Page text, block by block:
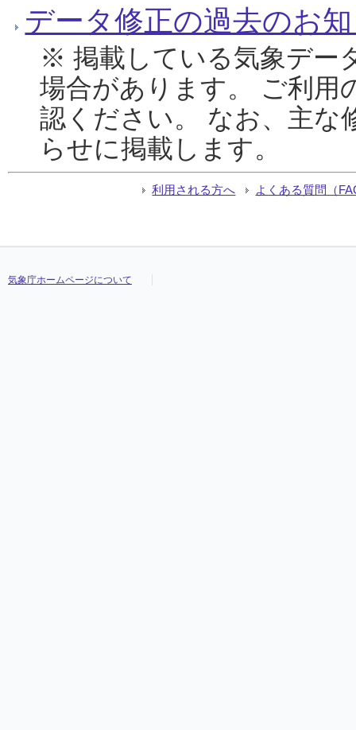
データ修正の過去のお
※ 掲載している気象デー
場合があります。 ご利用
認ください。 なお、主な
らせに掲載します。
利用される方へ よくある質問（
気象庁ホームページについて